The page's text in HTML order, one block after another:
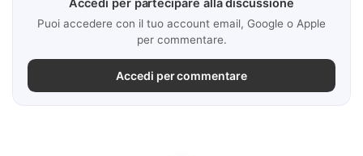
Accedi per partecipare alla discussione
Puoi accedere con il tuo account email, Google o Apple
per commentare.
Accedi per commentare